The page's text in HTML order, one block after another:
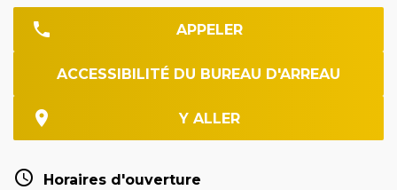
APPELER
ACCESSIBILITÉ DU BUREAU D'ARREAU
Y ALLER
Horaires d'ouverture